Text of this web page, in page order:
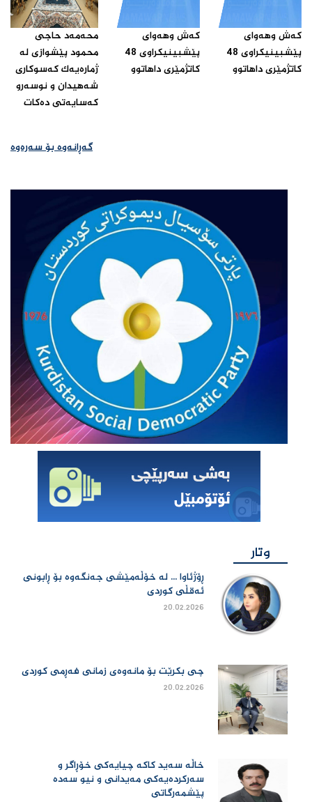
که‌ش وهه‌واى
پێشبینیکراوى 48
کاتژمێرى داهاتوو‌
که‌ش وهه‌واى
پێشبینیکراوى 48
کاتژمێرى داهاتوو‌
محه‌مه‌د حاجى
محمود پێشوازى له‌
ژماره‌یه‌ک که‌سوکارى
شه‌هیدان و نوسه‌رو
که‌سایه‌تى ده‌کات ‌
گەڕانەوە بۆ سەرەوە
وتار
ڕۆژئاوا ... لە خۆڵەمێشی جەنگەوە بۆ ڕابونی
ئەقڵی کوردی
20.02.2026
چی بكرێت بۆ مانەوەی زمانی فەڕمی كوردی
20.02.2026
خاڵە سەید کاکە چیایەکی خۆڕاگر و
سەرکردەیەکی مەیدانی و نیو سەدە
پێشمەرگاتی